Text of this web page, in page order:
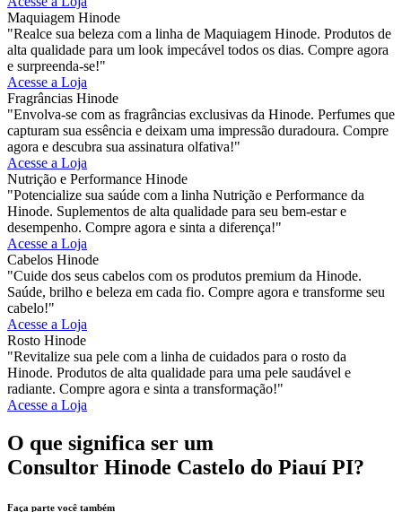
Maquiagem Hinode
"Realce sua beleza com a linha de Maquiagem Hinode. Produtos de
alta qualidade para um look impecável todos os dias. Compre agora
e surpreenda-se!"
Acesse a Loja
Fragrâncias Hinode
"Envolva-se com as fragrâncias exclusivas da Hinode. Perfumes que
capturam sua essência e deixam uma impressão duradoura. Compre
agora e descubra sua assinatura olfativa!"
Acesse a Loja
Nutrição e Performance Hinode
"Potencialize sua saúde com a linha Nutrição e Performance da
Hinode. Suplementos de alta qualidade para seu bem-estar e
desempenho. Compre agora e sinta a diferença!"
Acesse a Loja
Cabelos Hinode
"Cuide dos seus cabelos com os produtos premium da Hinode.
Saúde, brilho e beleza em cada fio. Compre agora e transforme seu
cabelo!"
Acesse a Loja
Rosto Hinode
"Revitalize sua pele com a linha de cuidados para o rosto da
Hinode. Produtos de alta qualidade para uma pele saudável e
radiante. Compre agora e sinta a transformação!"
Acesse a Loja
O que significa ser um
Consultor Hinode Castelo do Piauí PI?
Faça parte você também